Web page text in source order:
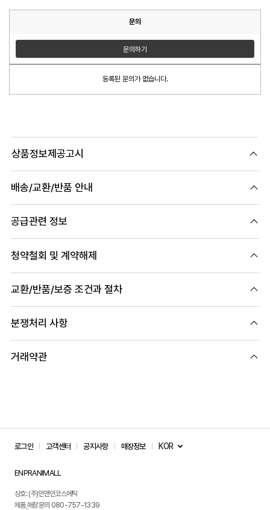
문의
문의하기
등록된 문의가 없습니다.
상품정보제공고시
배송/교환/반품 안내
공급관련 정보
청약철회 및 계약해제
교환/반품/보증 조건과 절차
분쟁처리 사항
거래약관
로그인 고객센터 공지사항 매장정보 KOR
ENPRANIMALL
상호: (주)인앤인코스메틱
제품,매장문의 080-757-1339